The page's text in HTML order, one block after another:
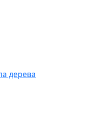
дерева